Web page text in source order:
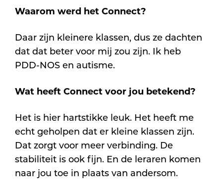
Waarom werd het Connect?
Daar zijn kleinere klassen, dus ze dachten
dat dat beter voor mij zou zijn. Ik heb
PDD-NOS en autisme.
Wat heeft Connect voor jou betekend?
Het is hier hartstikke leuk. Het heeft me
echt geholpen dat er kleine klassen zijn.
Dat zorgt voor meer verbinding. De
stabiliteit is ook fijn. En de leraren komen
naar jou toe in plaats van andersom.